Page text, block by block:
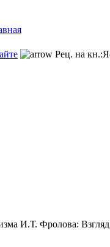
Рец. на
И.Т. Фролова: Взгляд